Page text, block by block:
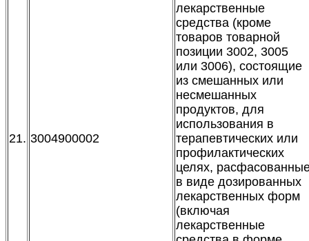
21. 3004900002
лекарственные
средства (кроме
товаров товарной
позиции 3002, 3005
или 3006), состоящие
из смешанных или
несмешанных
продуктов, для
использования в
терапевтических или
профилактических
целях,
в виде дозированных
лекарственных форм
(включая
лекарственные